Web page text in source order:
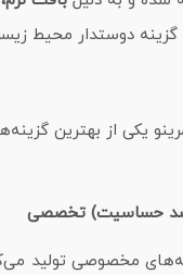
یک گزینه دوستدار
یکی از بهترین
مخصوصی تولید